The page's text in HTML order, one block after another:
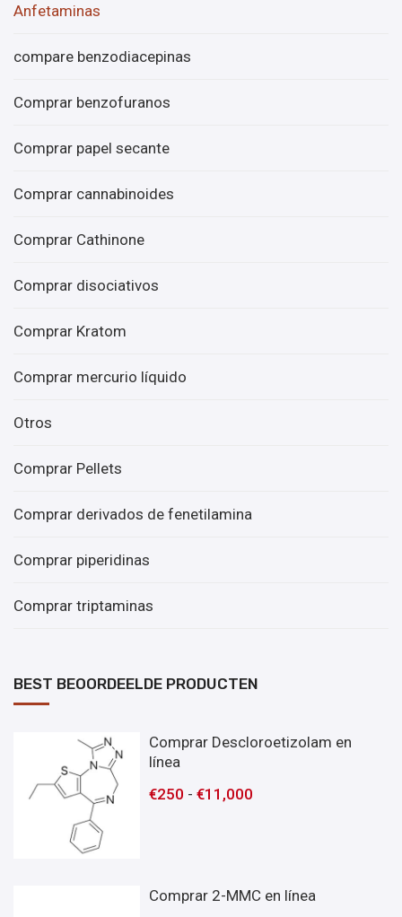
Anfetaminas
compare benzodiacepinas
Comprar benzofuranos
Comprar papel secante
Comprar cannabinoides
Comprar Cathinone
Comprar disociativos
Comprar Kratom
Comprar mercurio líquido
Otros
Comprar Pellets
Comprar derivados de fenetilamina
Comprar piperidinas
Comprar triptaminas
BEST BEOORDEELDE PRODUCTEN
Comprar Descloroetizolam en
línea
€250 -€11,000
Comprar 2-MMC en línea